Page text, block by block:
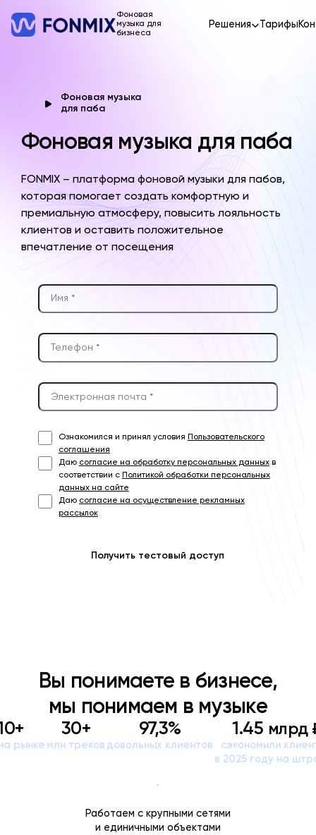
Фоновая
музыка для
бизнеса
Решения Тарифы
Фоновая музыка
для паба
Фоновая музыка для паба
FONMIX – платформа фоновой музыки для пабов,
которая помогает создать комфортную и
премиальную атмосферу, повысить лояльность
клиентов и оставить положительное
впечатление от посещения
Ознакомился и принял условия
Пользовательского
соглашения
Даю согласие на обработку персональных данныхв
соответствии с
Политикой обработки персональных
данных на сайте
Даю согласие на осуществление рекламных
рассылок
Получить тестовый доступ
Вы понимаете в бизнесе,
мы понимаем в музыке
рынке
30+
млн треков
97,3%
довольных клиентов
1.45 млрд
сэкономили
в 2025 году на
Работаем с крупными сетями
и единичными объектами